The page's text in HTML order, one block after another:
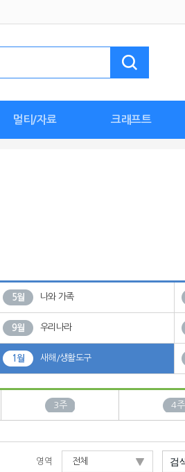
멀티/자료 크래프트
5월 나와 가족
9월 우리나라
1월 새해/생활도구
3주 4주
영역 전체